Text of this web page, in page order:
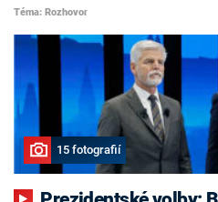
Téma: Rozhovor
15 fotografií